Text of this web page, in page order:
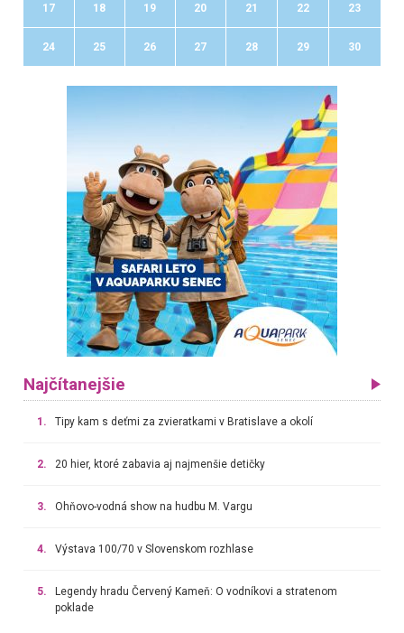
17 18 19 20 21 22 23
24 25 26 27 28 29 30
Najčítanejšie
1. Tipy kam s deťmi za zvieratkami v Bratislave a okolí
2. 20 hier, ktoré zabavia aj najmenšie detičky
3. Ohňovo-vodná show na hudbu M. Vargu
4. Výstava 100/70 v Slovenskom rozhlase
5.
Legendy hradu Červený Kameň: O vodníkovi a stratenom
poklade